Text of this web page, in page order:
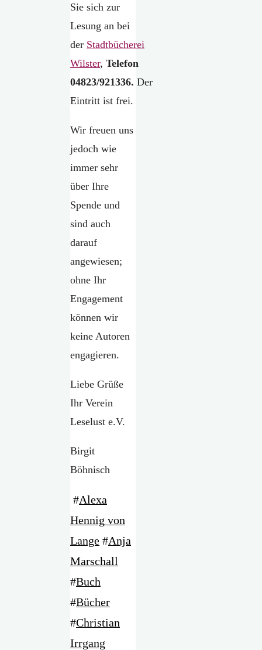
Sie sich zur
Lesung an bei
der Stadtbücherei
Wilster, Telefon
04823/921336. Der
Eintritt ist frei.
Wir freuen uns
jedoch wie
immer sehr
über Ihre
Spende und
sind auch
darauf
angewiesen;
ohne Ihr
Engagement
können wir
keine Autoren
engagieren.
Liebe Grüße
Ihr Verein
Leselust e.V.
Birgit
Böhnisch
#Alexa
Hennig von
Lange #Anja
Marschall
#Buch
#Bücher
#Christian
Irrgang